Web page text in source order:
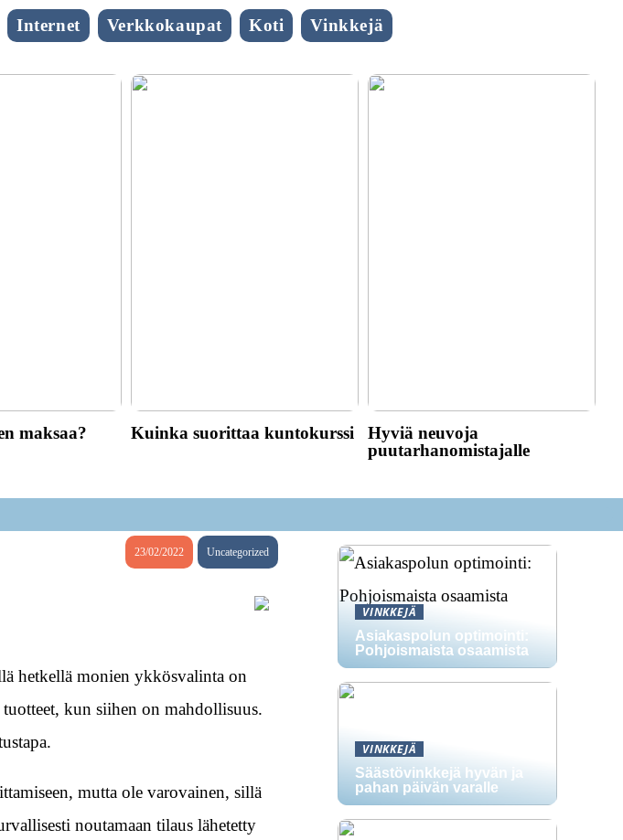
Internet Verkkokaupat Koti Vinkkejä
maksaa? Kuinka suorittaa kuntokurssi
Hyviä neuvoja
puutarhanomistajalle
23/02/2022 Uncategorized
hetkellä monien ykkösvalinta on
kun siihen on mahdollisuus.
mutta ole varovainen, sillä
noutamaan tilaus lähetetty
VINKKEJÄ
Asiakaspolun optimointi:
Pohjoismaista osaamista
VINKKEJÄ
Säästövinkkejä hyvän ja
pahan päivän varalle